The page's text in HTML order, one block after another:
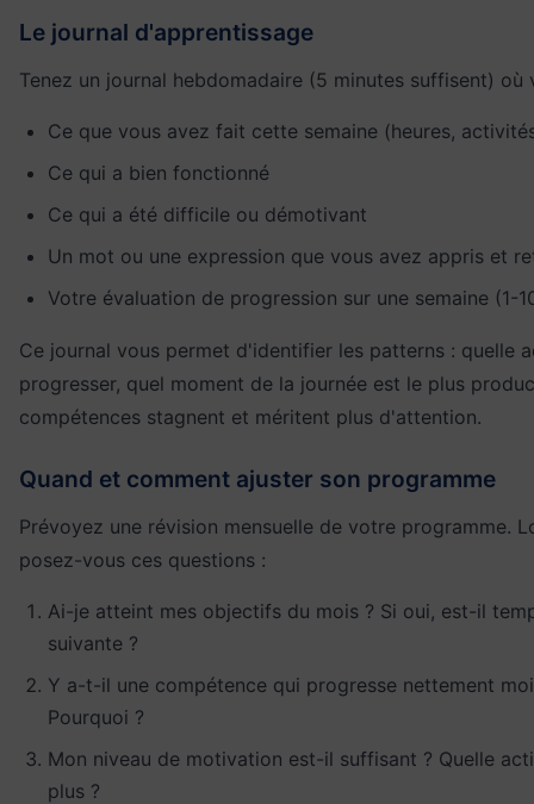
Le journal d'apprentissage
Tenez un journal hebdomadaire (5 minutes suffisent) où
Ce que vous avez fait cette semaine (heures,
Ce qui a bien fonctionné
Ce qui a été difficile ou démotivant
Un mot ou une expression que vous avez appris et
Votre évaluation de progression sur une semaine (1-
Ce journal vous permet d'identifier les patterns : quelle
progresser, quel moment de la journée est le plus
compétences stagnent et méritent plus d'attention.
Quand et comment ajuster son programme
Prévoyez une révision mensuelle de votre programme.
posez-vous ces questions :
Ai-je atteint mes objectifs du mois ? Si oui, est-il
suivante ?
Y a-t-il une compétence qui progresse nettement
Pourquoi ?
Mon niveau de motivation est-il suffisant ? Quelle
plus ?